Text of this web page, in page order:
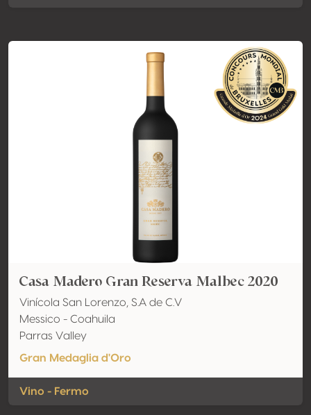
Casa Madero Gran Reserva Malbec 2020
Vinícola San Lorenzo, S.A de C.V
Messico - Coahuila
Parras Valley
Gran Medaglia d'Oro
Vino - Fermo